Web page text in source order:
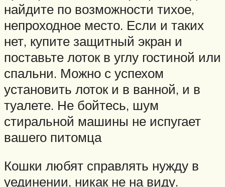
найдите по возможности тихое,
непроходное место. Если и таких
нет, купите защитный экран и
поставьте лоток в углу гостиной или
спальни. Можно с успехом
установить лоток и в ванной, и в
туалете. Не бойтесь, шум
стиральной машины не испугает
вашего питомца
Кошки любят справлять нужду в
уединении, никак не на виду.